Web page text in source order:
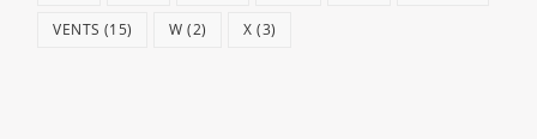
VENTS (15) W (2) X (3)